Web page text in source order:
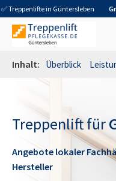
✅ Treppenlifte in Güntersleben
Inhalt: Überblick
Treppenlift für
Angebote lokaler
Hersteller